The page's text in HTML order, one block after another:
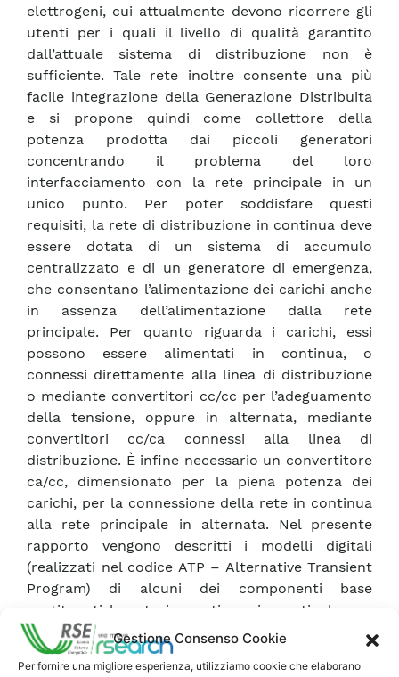
Gestione Consenso Cookie
Per fornire una migliore esperienza, utilizziamo cookie che elaborano
elettrogeni, cui attualmente devono ricorrere gli
utenti per i quali il livello di qualità garantito
dall’attuale sistema di distribuzione non è
sufficiente. Tale rete inoltre consente una più
facile integrazione della Generazione Distribuita
e si propone quindi come collettore della
potenza prodotta dai piccoli generatori
concentrando il problema del loro
interfacciamento con la rete principale in un
unico punto. Per poter soddisfare questi
requisiti, la rete di distribuzione in continua deve
essere dotata di un sistema di accumulo
centralizzato e di un generatore di emergenza,
che consentano l’alimentazione dei carichi anche
in assenza dell’alimentazione dalla rete
principale. Per quanto riguarda i carichi, essi
possono essere alimentati in continua, o
connessi direttamente alla linea di distribuzione
o mediante convertitori cc/cc per l’adeguamento
della tensione, oppure in alternata, mediante
convertitori cc/ca connessi alla linea di
distribuzione. È infine necessario un convertitore
ca/cc, dimensionato per la piena potenza dei
carichi, per la connessione della rete in continua
alla rete principale in alternata. Nel presente
rapporto vengono descritti i modelli digitali
(realizzati nel codice ATP – Alternative Transient
Program) di alcuni dei componenti base
costituenti la rete in continua, in particolare: •
convertitore di interfaccia a commutazione
forzata a 4 fili;